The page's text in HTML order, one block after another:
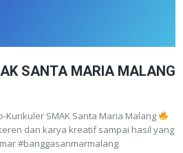
SANTA MARIA MALANG
Kurikuler SMAK Santa Maria Malang
dan karya kreatif sampai hasil yang
#banggasanmarmalang